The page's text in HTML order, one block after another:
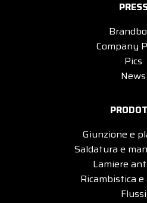
Company
Pics
News
Giunzione e
Saldatura e
Lamiere
Ricambistica e
Flussi